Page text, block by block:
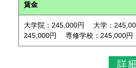
賃金
大学院：245,000円 大学：
245,000円 専修学校：245,000円